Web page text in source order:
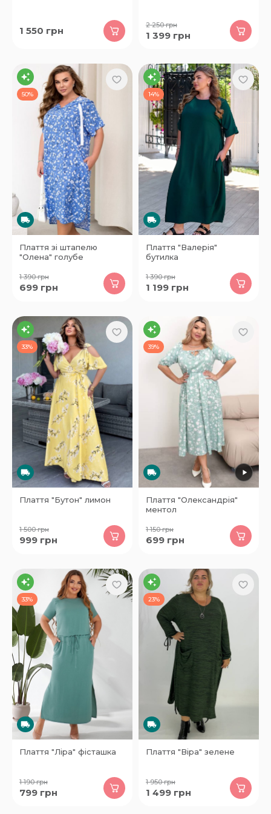
1 550 грн
2 250грн
1 399 грн
50%
Плаття зі штапелю
"Олена" голубе
1 390грн
699 грн
14%
Плаття "Валерія"
бутилка
1 390грн
1 199 грн
33%
Плаття "Бутон" лимон
1 500грн
999 грн
39%
Плаття "Олександрія"
ментол
1 150грн
699 грн
33%
Плаття "Ліра" фісташка
1 190грн
799 грн
23%
Плаття "Віра" зелене
1 950грн
1 499 грн